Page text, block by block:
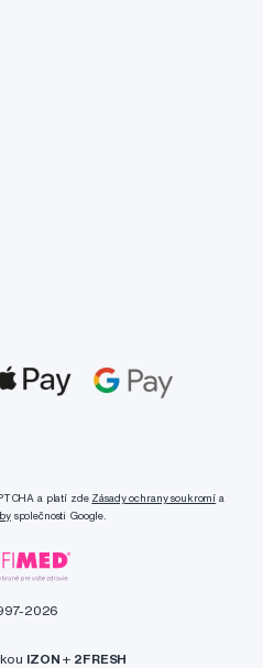
a platí zde Zásady ochrany soukromí a
společnosti Google.
2026
IZON + 2FRESH